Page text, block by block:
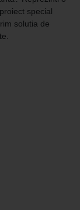
special
solutia de